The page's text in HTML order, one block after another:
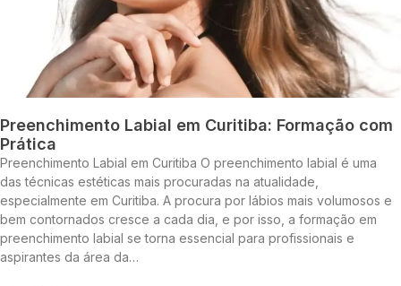
Preenchimento Labial em Curitiba: Formação com
Prática
Preenchimento Labial em Curitiba O preenchimento labial é uma
das técnicas estéticas mais procuradas na atualidade,
especialmente em Curitiba. A procura por lábios mais volumosos e
bem contornados cresce a cada dia, e por isso, a formação em
preenchimento labial se torna essencial para profissionais e
aspirantes da área da…